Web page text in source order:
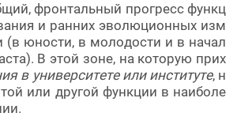
фронтальный прогресс функц
и ранних эволюционных изм
(в юности, в молодости и в начал
В этой зоне, на которую прих
в университете или институте, н
или другой функции в наиболе